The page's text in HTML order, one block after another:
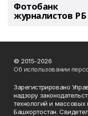
Фотобанк
журналистов РБ
© 2015-2026
Об использовании
Зарегистрировано
надзору
технологий и массовых
Башкортостан.